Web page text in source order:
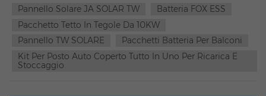
angolazione regolabilePacchetto tetto in tegole da 10KW:
#TW SOLAR,#FOX ESS
Pannello Solare JA SOLAR TW
Batteria FOX ESS
Pacchetto Tetto In Tegole Da 10KW
Pannello TW SOLARE
Pacchetti Batteria Per Balconi
Kit Per Posto Auto Coperto Tutto In Uno Per Ricarica E
Stoccaggio